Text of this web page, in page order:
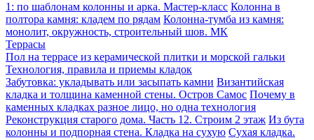
1: по шаблонам колонны и арка. Мастер-класс Колонна в
полтора камня: кладем по рядам Колонна-тумба из камня:
монолит, окружность, строительный шов. МК
Террасы
Пол на террасе из керамической плитки и морской гальки
Технология, правила и приемы кладок
Забутовка: укладывать или засыпать камни Византийская
кладка и толщина каменной стены. Остров Самос Почему в
каменных кладках разное лицо, но одна технология
Реконструкция старого дома. Часть 12. Строим 2 этаж Из бута
колонны и подпорная стена. Кладка на сухую Сухая кладка.